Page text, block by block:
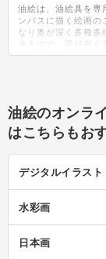
油絵は、油絵具を専
ンパスに描く絵画
なり奥が深く多種多
来るので、愛好家
ので、飾りたい大き
立ってしまうことも
うやく油絵具を使っ
つけながら描き上げ
具が乾いてから塗
かみその奥深さに
が出てこなくなっ
油絵のオンラ
はこちらもお
デジタルイラスト
水彩画
日本画